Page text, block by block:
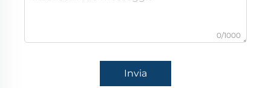
0/1000
Invia